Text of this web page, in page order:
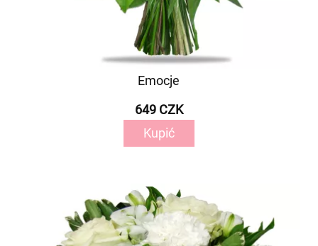
Emocje
649 CZK
Kupić